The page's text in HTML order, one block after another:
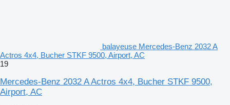
balayeuse Mercedes-Benz 2032 A
Actros 4x4, Bucher STKF 9500, Airport, AC
19
Mercedes-Benz 2032 A Actros 4x4, Bucher STKF 9500,
Airport, AC